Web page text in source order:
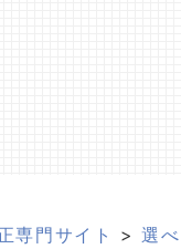
専門サイト >選